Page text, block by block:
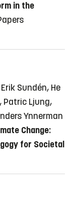
in the
Sundén, He
Patric Ljung,
Ynnerman
Change:
for Societal